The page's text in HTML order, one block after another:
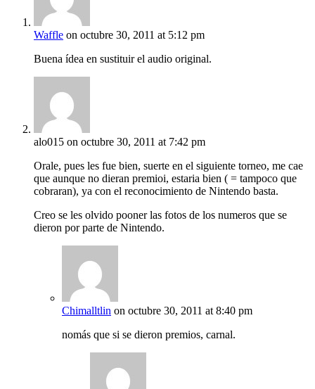
Waffle on octubre 30, 2011 at 5:12 pm
Buena ídea en sustituir el audio original.
alo015 on octubre 30, 2011 at 7:42 pm
Orale, pues les fue bien, suerte en el siguiente torneo, me cae
que aunque no dieran premioi, estaria bien ( = tampoco que
cobraran), ya con el reconocimiento de Nintendo basta.
Creo se les olvido pooner las fotos de los numeros que se
dieron por parte de Nintendo.
Chimalltlin on octubre 30, 2011 at 8:40 pm
nomás que si se dieron premios, carnal.